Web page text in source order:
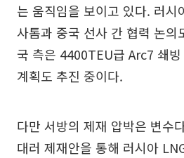
는 움직임을 보이고 있다. 러시
사톰과 중국 선사 간 협력 논의
국 측은 4400TEU급 Arc7 쇄
계획도 추진 중이다.
다만 서방의 제재 압박은 변수
대러 제재안을 통해 러시아